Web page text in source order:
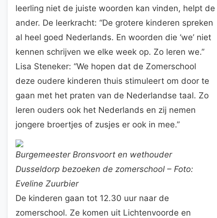
leerling niet de juiste woorden kan vinden, helpt de
ander. De leerkracht: “De grotere kinderen spreken
al heel goed Nederlands. En woorden die ‘we’ niet
kennen schrijven we elke week op. Zo leren we.”
Lisa Steneker: “We hopen dat de Zomerschool
deze oudere kinderen thuis stimuleert om door te
gaan met het praten van de Nederlandse taal. Zo
leren ouders ook het Nederlands en zij nemen
jongere broertjes of zusjes er ook in mee.”
Burgemeester Bronsvoort en wethouder
Dusseldorp bezoeken de zomerschool – Foto:
Eveline Zuurbier
De kinderen gaan tot 12.30 uur naar de
zomerschool. Ze komen uit Lichtenvoorde en